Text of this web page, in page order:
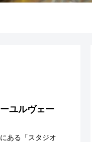
ユルヴェー
ある「スタジオ